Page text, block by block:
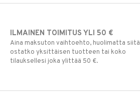
ILMAINEN TOIMITUS YLI 50 €
Aina maksuton vaihtoehto, huolimatta siitä
ostatko yksittäisen tuotteen tai koko
tilauksellesi joka ylittää 50 €.